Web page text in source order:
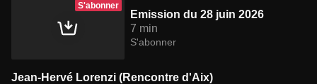
S'abonner
Emission du 28 juin 2026
7 min
S'abonner
Jean-Hervé Lorenzi (Rencontre d'Aix)